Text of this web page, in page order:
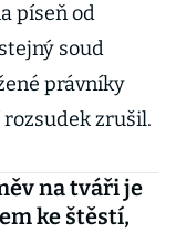
píseň od
soud
právníky
rozsudek zrušil.
na tváři je
ke štěstí,